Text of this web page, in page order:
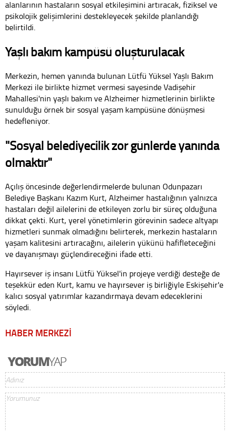
alanlarının hastaların sosyal etkileşimini artıracak, fiziksel ve
psikolojik gelişimlerini destekleyecek şekilde planlandığı
belirtildi.
Yaşlı bakım kampüsü oluşturulacak
Merkezin, hemen yanında bulunan Lütfü Yüksel Yaşlı Bakım
Merkezi ile birlikte hizmet vermesi sayesinde Vadişehir
Mahallesi'nin yaşlı bakım ve Alzheimer hizmetlerinin birlikte
sunulduğu örnek bir sosyal yaşam kampüsüne dönüşmesi
hedefleniyor.
"Sosyal belediyecilik zor günlerde yanında
olmaktır"
Açılış öncesinde değerlendirmelerde bulunan Odunpazarı
Belediye Başkanı Kazım Kurt, Alzheimer hastalığının yalnızca
hastaları değil ailelerini de etkileyen zorlu bir süreç olduğuna
dikkat çekti. Kurt, yerel yönetimlerin görevinin sadece altyapı
hizmetleri sunmak olmadığını belirterek, merkezin hastaların
yaşam kalitesini artıracağını, ailelerin yükünü hafifleteceğini
ve dayanışmayı güçlendireceğini ifade etti.
Hayırsever iş insanı Lütfü Yüksel'in projeye verdiği desteğe de
teşekkür eden Kurt, kamu ve hayırsever iş birliğiyle Eskişehir'e
kalıcı sosyal yatırımlar kazandırmaya devam edeceklerini
söyledi.
HABER MERKEZİ